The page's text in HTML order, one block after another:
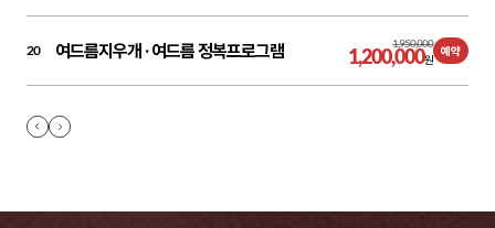
20 여드름지우개 ·여드름 정복프로그램 1,950,000
1,200,000원
예약